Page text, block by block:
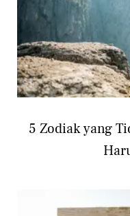
5 Zodiak yang